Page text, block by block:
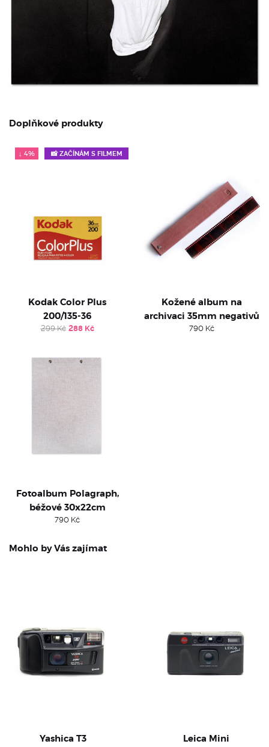
Doplňkové produkty
📸 ZAČÍNÁM S FILMEM
↓ 4%
Kodak Color Plus
200/135-36
299Kč Original
299 Kč.
288 KčCurrent
288 Kč.
Kožené album na
archivaci 35mm negativů
790 Kč
Fotoalbum Polagraph,
béžové 30x22cm
790 Kč
Mohlo by Vás zajímat
Yashica T3 Leica Mini